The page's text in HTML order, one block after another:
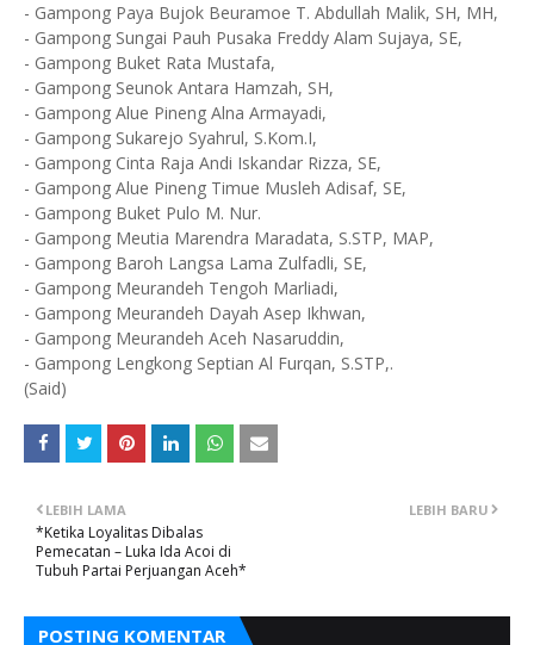
- Gampong Paya Bujok Beuramoe T. Abdullah Malik, SH, MH,
- Gampong Sungai Pauh Pusaka Freddy Alam Sujaya, SE,
- Gampong Buket Rata Mustafa,
- Gampong Seunok Antara Hamzah, SH,
- Gampong Alue Pineng Alna Armayadi,
- Gampong Sukarejo Syahrul, S.Kom.I,
- Gampong Cinta Raja Andi Iskandar Rizza, SE,
- Gampong Alue Pineng Timue Musleh Adisaf, SE,
- Gampong Buket Pulo M. Nur.
- Gampong Meutia Marendra Maradata, S.STP, MAP,
- Gampong Baroh Langsa Lama Zulfadli, SE,
- Gampong Meurandeh Tengoh Marliadi,
- Gampong Meurandeh Dayah Asep Ikhwan,
- Gampong Meurandeh Aceh Nasaruddin,
- Gampong Lengkong Septian Al Furqan, S.STP,.
(Said)
LEBIH BARU
LEBIH LAMA
*Ketika Loyalitas Dibalas
Pemecatan – Luka Ida Acoi di
Tubuh Partai Perjuangan Aceh*
POSTING KOMENTAR